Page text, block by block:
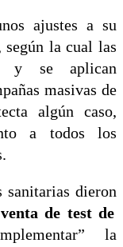
ajustes a su
la cual las
y se aplican
masivas de
algún caso,
a todos los
sanitarias dieron
de test de
la